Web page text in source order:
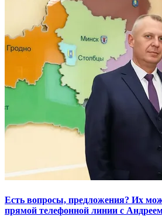
Есть вопросы, предложения? Их
прямой телефонной линии с